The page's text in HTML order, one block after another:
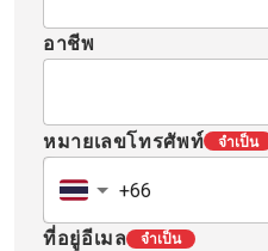
อาชีพ
หมายเลขโทรศัพท์ จำเป็น
ที่อยู่อีเมล จำเป็น